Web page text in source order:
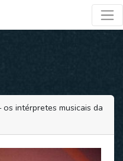
os intérpretes musicais da